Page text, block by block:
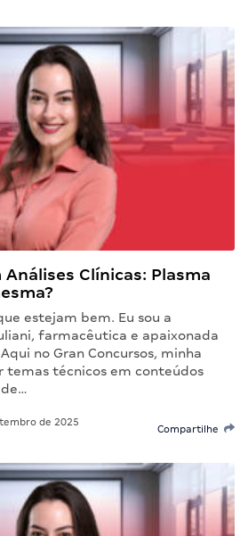
Clínicas: Plasma
estejam bem. Eu sou a
farmacêutica e apaixonada
no Gran Concursos, minha
temas técnicos em conteúdos
de…
de 2025
Compartilhe